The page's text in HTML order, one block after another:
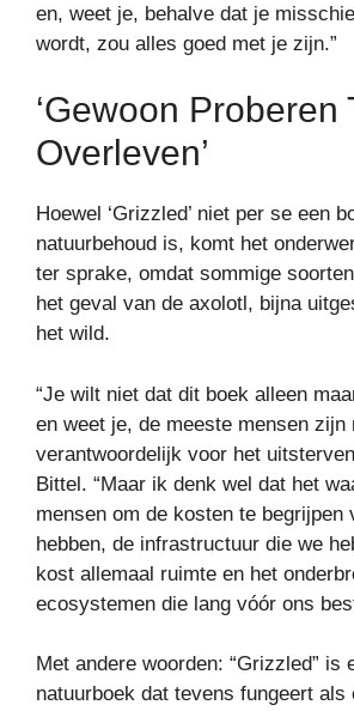
en, weet je, behalve dat je
wordt, zou alles goed met je zijn.”
‘Gewoon Proberen
Overleven’
Hoewel ‘Grizzled’ niet per se een
natuurbehoud is, komt het
ter sprake, omdat sommige
het geval van de axolotl, bijna
het wild.
“Je wilt niet dat dit boek alleen
en weet je, de meeste mensen zijn
verantwoordelijk voor het
Bittel. “Maar ik denk wel dat het
mensen om de kosten te begrijpen
hebben, de infrastructuur die we
kost allemaal ruimte en het
ecosystemen die lang vóór ons
Met andere woorden: “Grizzled” is
natuurboek dat tevens fungeert als